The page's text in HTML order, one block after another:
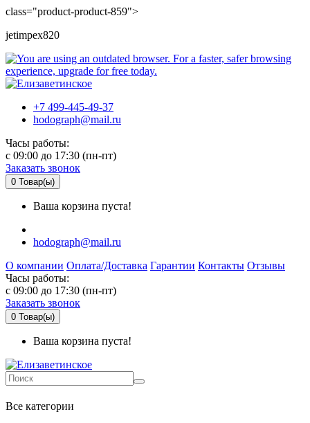
class="product-product-859">
jetimpex820
+7 499-445-49-37
hodograph@mail.ru
Часы работы:
c 09:00 до 17:30 (пн-пт)
Заказать звонок
0 Товар(ы)
Ваша корзина пуста!
hodograph@mail.ru
О компании Оплата/Доставка Гарантии Контакты Отзывы
Часы работы:
c 09:00 до 17:30 (пн-пт)
Заказать звонок
0 Товар(ы)
Ваша корзина пуста!
Все категории